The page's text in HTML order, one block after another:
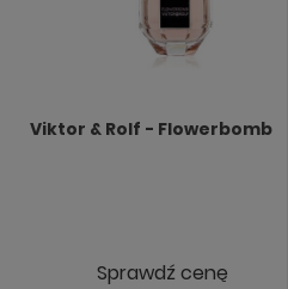
Viktor & Rolf - Flowerbomb
Sprawdź cenę